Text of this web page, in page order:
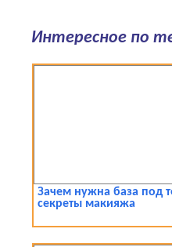
Интересное по
Зачем нужна база под
секреты макияжа